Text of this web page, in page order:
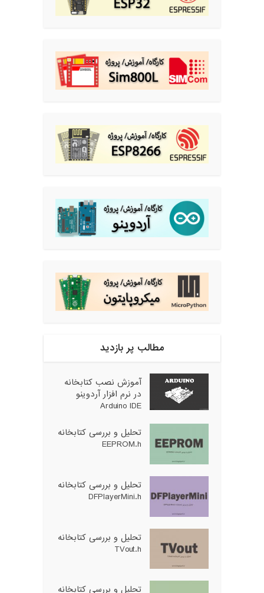
مطالب پر بازدید
آموزش نصب کتابخانه
در نرم افزار آردوینو
Arduino IDE
تحلیل و بررسی کتابخانه
EEPROM.h
تحلیل و بررسی کتابخانه
DFPlayerMini.h
تحلیل و بررسی کتابخانه
TVout.h
تحلیل و بررسی کتابخانه